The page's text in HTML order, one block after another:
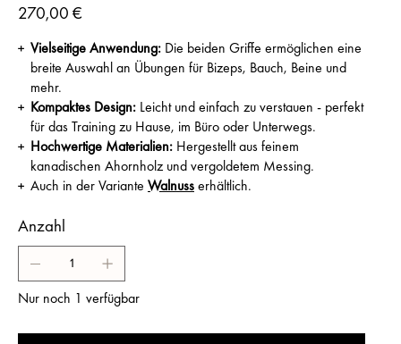
270,00 €
Vielseitige Anwendung: Die beiden Griffe ermöglichen eine
breite Auswahl an Übungen für Bizeps, Bauch, Beine und
mehr.
Kompaktes Design: Leicht und einfach zu verstauen - perfekt
für das Training zu Hause, im Büro oder Unterwegs.
Hochwertige Materialien: Hergestellt aus feinem
kanadischen Ahornholz und vergoldetem Messing.
Auch in der Variante Walnusserhältlich.
Anzahl
Nur noch 1 verfügbar